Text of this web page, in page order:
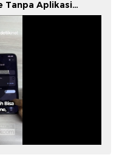
Tanpa Aplikasi